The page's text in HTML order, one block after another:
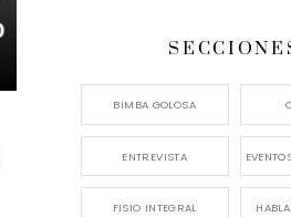
BIMBA GOLOSA
ENTREVISTA
FISIO INTEGRAL